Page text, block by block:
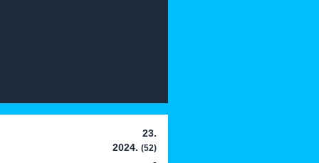
23.
2024. (52)